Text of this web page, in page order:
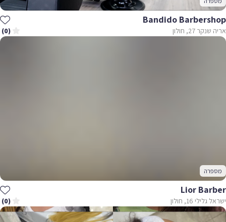
Bandido Barbershop
אריה שנקר 27, חולון (0)
מספרה
Lior Barber
ישראל גלילי 16, חולון (0)